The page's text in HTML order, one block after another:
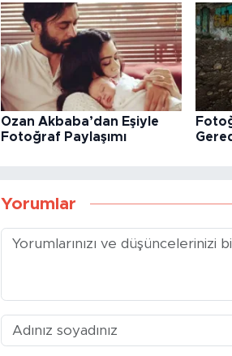
Ozan Akbaba’dan Eşiyle
Fotoğraf Paylaşımı
Yorumlar